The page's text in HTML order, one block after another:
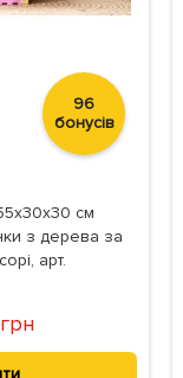
96
бонусів
см
з дерева за
арт.